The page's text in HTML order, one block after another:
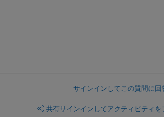
サインインしてこの質問に回
共有サインインしてアクティビティを